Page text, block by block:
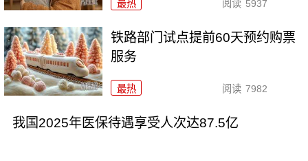
最热 阅读 5937
铁路部门试点提前60天预约购票
服务
最热 阅读 7982
我国2025年医保待遇享受人次达87.5亿